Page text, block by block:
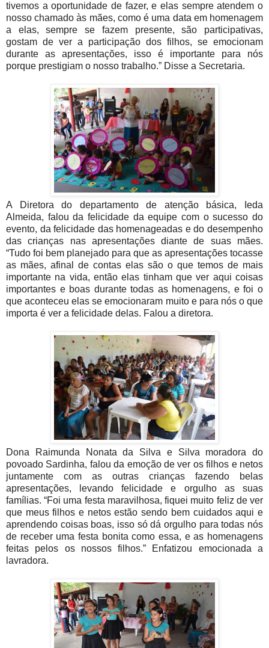
tivemos a oportunidade de fazer, e elas sempre atendem o
nosso chamado às mães, como é uma data em homenagem
a elas, sempre se fazem presente, são participativas,
gostam de ver a participação dos filhos, se emocionam
durante as apresentações, isso é importante para nós
porque prestigiam o nosso trabalho.” Disse a Secretaria.
A Diretora do departamento de atenção básica, Ieda
Almeida, falou da felicidade da equipe com o sucesso do
evento, da felicidade das homenageadas e do desempenho
das crianças nas apresentações diante de suas mães.
“Tudo foi bem planejado para que as apresentações tocasse
as mães, afinal de contas elas são o que temos de mais
importante na vida, então elas tinham que ver aqui coisas
importantes e boas durante todas as homenagens, e foi o
que aconteceu elas se emocionaram muito e para nós o que
importa é ver a felicidade delas. Falou a diretora.
Dona Raimunda Nonata da Silva e Silva moradora do
povoado Sardinha, falou da emoção de ver os filhos e netos
juntamente com as outras crianças fazendo belas
apresentações, levando felicidade e orgulho as suas
famílias. “Foi uma festa maravilhosa, fiquei muito feliz de ver
que meus filhos e netos estão sendo bem cuidados aqui e
aprendendo coisas boas, isso só dá orgulho para todas nós
de receber uma festa bonita como essa, e as homenagens
feitas pelos os nossos filhos.” Enfatizou emocionada a
lavradora.